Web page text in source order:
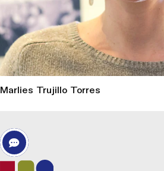
Marlies Trujillo Torres